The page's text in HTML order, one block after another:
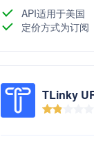
API适用于美国
定价方式为订阅
TLinky